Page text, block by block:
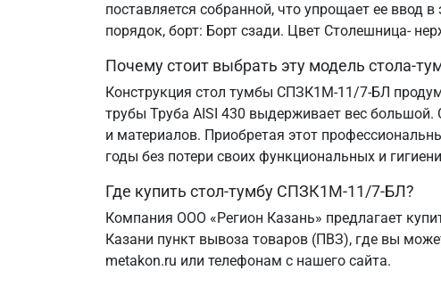
поставляется собранной, что упрощает ее ввод
порядок, борт: Борт сзади. Цвет Столешница-
Почему стоит выбрать эту модель стола-
Конструкция стол тумбы СПЗК1М-11/7-БЛ
трубы Труба AISI 430 выдерживает вес большой.
и материалов. Приобретая этот
годы без потери своих функциональных и
Где купить стол-тумбу СПЗК1М-11/7-БЛ?
Компания ООО «Регион Казань» предлагает
Казани пункт вывоза товаров (ПВЗ), где вы
metakon.ru или телефонам с нашего сайта.